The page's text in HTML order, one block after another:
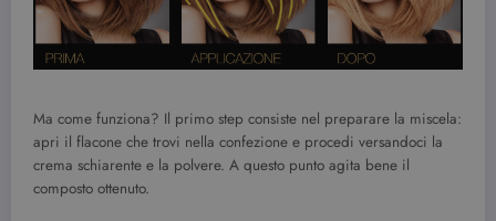
Ma come funziona? Il primo step consiste nel preparare la miscela:
apri il flacone che trovi nella confezione e procedi versandoci la
crema schiarente e la polvere. A questo punto agita bene il
composto ottenuto.